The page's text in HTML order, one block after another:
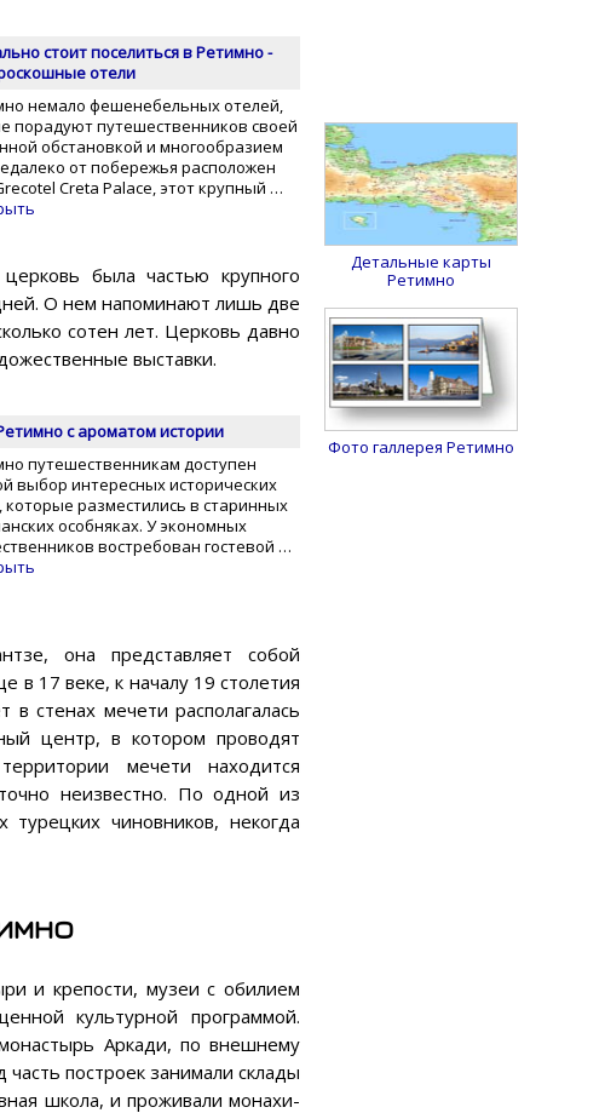
стоит поселиться в Ретимно -
отели
немало фешенебельных отелей,
порадуют путешественников своей
обстановкой и многообразием
от побережья расположен
Creta Palace, этот крупный …
была частью крупного
О нем напоминают лишь две
сотен лет. Церковь давно
выставки.
с ароматом истории
путешественникам доступен
выбор интересных исторических
которые разместились в старинных
особняках. У экономных
востребован гостевой …
она представляет собой
в 17 веке, к началу 19 столетия
стенах мечети располагалась
центр, в котором проводят
мечети находится
неизвестно. По одной из
чиновников, некогда
и крепости, музеи с обилием
культурной программой.
Аркади, по внешнему
построек занимали склады
школа, и проживали монахи-
Детальные карты
Ретимно
Фото галлерея Ретимно